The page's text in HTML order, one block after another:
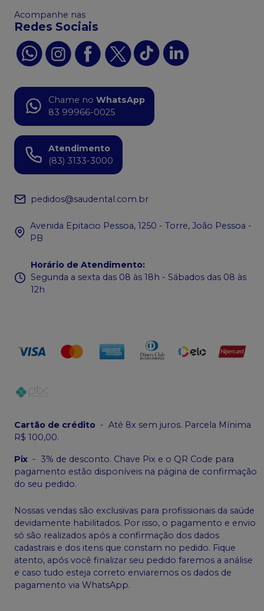
Acompanhe nas
Redes Sociais
Chame no WhatsApp
83 99966-0025
Atendimento
(83) 3133-3000
pedidos@saudental.com.br
Avenida Epitacio Pessoa, 1250 - Torre, João Pessoa -
PB
Horário de Atendimento:
Segunda a sexta das 08 às 18h - Sábados das 08 às
12h
Cartão de crédito - Até 8x sem juros. Parcela Mínima
R$ 100,00.
Pix - 3% de desconto. Chave Pix e o QR Code para
pagamento estão disponíveis na página de confirmação
do seu pedido.
Nossas vendas são exclusivas para profissionais da saúde
devidamente habilitados. Por isso, o pagamento e envio
só são realizados após a confirmação dos dados
cadastrais e dos itens que constam no pedido. Fique
atento, após você finalizar seu pedido faremos a análise
e caso tudo esteja correto enviaremos os dados de
pagamento via WhatsApp.